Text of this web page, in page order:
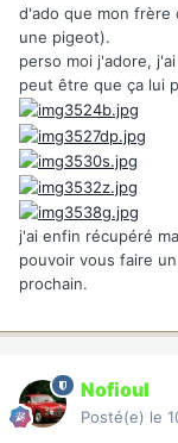
d'ado que mon frère
une pigeot).
perso moi j'adore,
peut être que ça lui
j'ai enfin récupéré
pouvoir vous faire
prochain.
Nofioul
Posté(e) le